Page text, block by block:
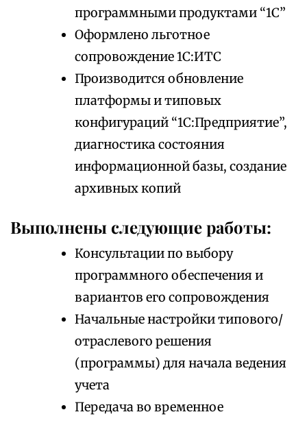
программными продуктами “1С”
Оформлено льготное
сопровождение 1С:ИТС
Производится обновление
платформы и типовых
конфигураций “1С:Предприятие”,
диагностика состояния
информационной базы, создание
архивных копий
Выполнены следующие работы:
Консультации по выбору
программного обеспечения и
вариантов его сопровождения
Начальные настройки типового/
отраслевого решения
(программы) для начала ведения
учета
Передача во временное